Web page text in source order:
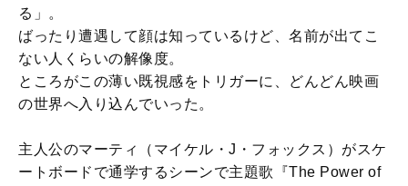
る」。
ばったり遭遇して顔は知っているけど、名前が出てこ
ない人くらいの解像度。
ところがこの薄い既視感をトリガーに、どんどん映画
の世界へ入り込んでいった。
主人公のマーティ（マイケル・J・フォックス）がスケ
ートボードで通学するシーンで主題歌『The Power of